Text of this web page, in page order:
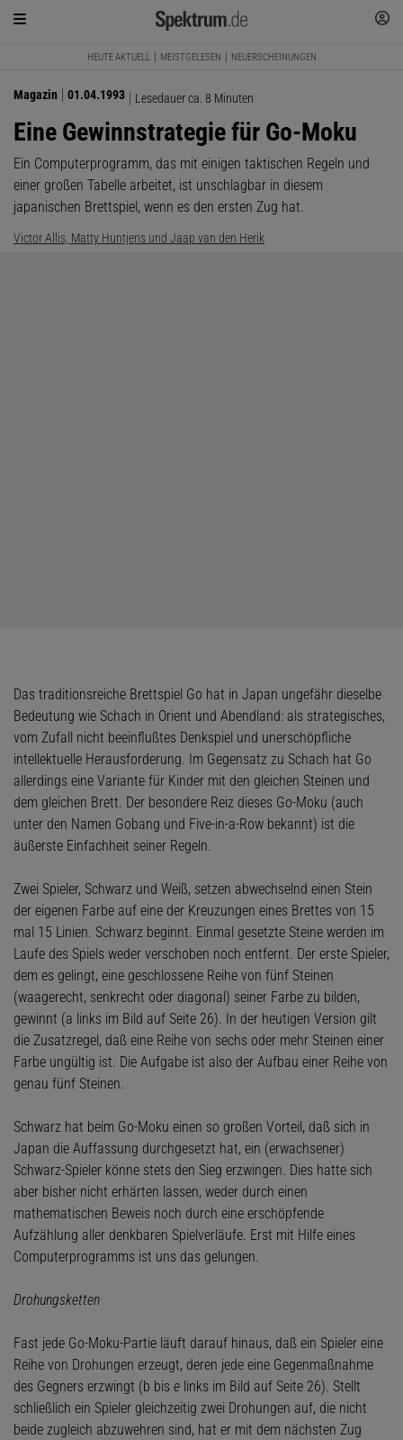
HEUTE AKTUELL MEISTGELESEN NEUERSCHEINUNGEN
Magazin 01.04.1993 Lesedauer ca. 8 Minuten
Eine Gewinnstrategie für Go-Moku
Ein Computerprogramm, das mit einigen taktischen Regeln und
einer großen Tabelle arbeitet, ist unschlagbar in diesem
japanischen Brettspiel, wenn es den ersten Zug hat.
Victor Allis, Matty Huntjens und Jaap van den Herik
Das traditionsreiche Brettspiel Go hat in Japan ungefähr dieselbe
Bedeutung wie Schach in Orient und Abendland: als strategisches,
vom Zufall nicht beeinflußtes Denkspiel und unerschöpfliche
intellektuelle Herausforderung. Im Gegensatz zu Schach hat Go
allerdings eine Variante für Kinder mit den gleichen Steinen und
dem gleichen Brett. Der besondere Reiz dieses Go-Moku (auch
unter den Namen Gobang und Five-in-a-Row bekannt) ist die
äußerste Einfachheit seiner Regeln.
Zwei Spieler, Schwarz und Weiß, setzen abwechselnd einen Stein
der eigenen Farbe auf eine der Kreuzungen eines Brettes von 15
mal 15 Linien. Schwarz beginnt. Einmal gesetzte Steine werden im
Laufe des Spiels weder verschoben noch entfernt. Der erste Spieler,
dem es gelingt, eine geschlossene Reihe von fünf Steinen
(waagerecht, senkrecht oder diagonal) seiner Farbe zu bilden,
gewinnt (a links im Bild auf Seite 26). In der heutigen Version gilt
die Zusatzregel, daß eine Reihe von sechs oder mehr Steinen einer
Farbe ungültig ist. Die Aufgabe ist also der Aufbau einer Reihe von
genau fünf Steinen.
Schwarz hat beim Go-Moku einen so großen Vorteil, daß sich in
Japan die Auffassung durchgesetzt hat, ein (erwachsener)
Schwarz-Spieler könne stets den Sieg erzwingen. Dies hatte sich
aber bisher nicht erhärten lassen, weder durch einen
mathematischen Beweis noch durch eine erschöpfende
Aufzählung aller denkbaren Spielverläufe. Erst mit Hilfe eines
Computerprogramms ist uns das gelungen.
Drohungsketten
Fast jede Go-Moku-Partie läuft darauf hinaus, daß ein Spieler eine
Reihe von Drohungen erzeugt, deren jede eine Gegenmaßnahme
des Gegners erzwingt (b bis e links im Bild auf Seite 26). Stellt
schließlich ein Spieler gleichzeitig zwei Drohungen auf, die nicht
beide zugleich abzuwehren sind, hat er mit dem nächsten Zug